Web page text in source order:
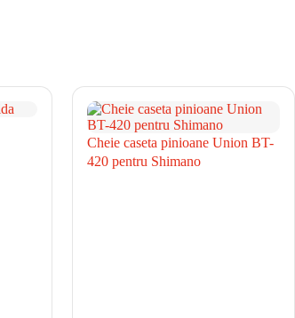
Cheie caseta pinioane Union BT-
420 pentru Shimano